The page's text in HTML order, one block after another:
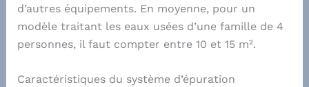
d’autres équipements. En moyenne, pour un
modèle traitant les eaux usées d’une famille de 4
personnes, il faut compter entre 10 et 15 m².
Caractéristiques du système d’épuration